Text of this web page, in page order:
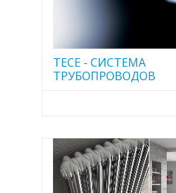
TECE - CИСТЕМА
ТРУБОПРОВОДОВ